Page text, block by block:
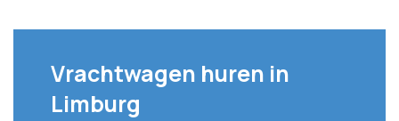
Vrachtwagen huren in
Limburg